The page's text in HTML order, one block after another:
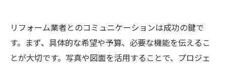
リフォーム業者とのコミュニケーションは成功の鍵で
す。まず、具体的な希望や予算、必要な機能を伝えるこ
とが大切です。写真や図面を活用することで、プロジェ